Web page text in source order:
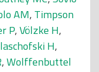
AM, Timpson
P,Völzke H,
H,
,Wolffenbuttel